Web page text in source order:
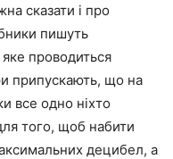
сказати і про
пишуть
проводиться
припускають, що на
все одно ніхто
того, щоб набити
децибел, а